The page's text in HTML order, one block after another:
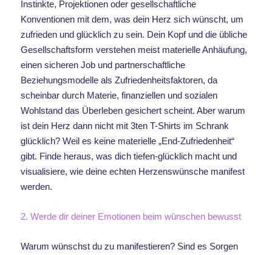
Instinkte, Projektionen oder gesellschaftliche
Konventionen mit dem, was dein Herz sich wünscht, um
zufrieden und glücklich zu sein. Dein Kopf und die übliche
Gesellschaftsform verstehen meist materielle Anhäufung,
einen sicheren Job und partnerschaftliche
Beziehungsmodelle als Zufriedenheitsfaktoren, da
scheinbar durch Materie, finanziellen und sozialen
Wohlstand das Überleben gesichert scheint. Aber warum
ist dein Herz dann nicht mit 3ten T-Shirts im Schrank
glücklich? Weil es keine materielle „End-Zufriedenheit“
gibt. Finde heraus, was dich tiefen-glücklich macht und
visualisiere, wie deine echten Herzenswünsche manifest
werden.
2. Werde dir deiner Emotionen beim wünschen bewusst
Warum wünschst du zu manifestieren? Sind es Sorgen